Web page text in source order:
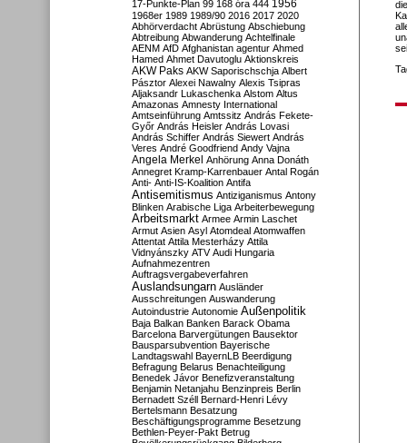
17-Punkte-Plan 99 168 óra 444 1956
1968er 1989 1989/90 2016 2017 2020
Abhörverdacht Abrüstung Abschiebung
Abtreibung Abwanderung Achtelfinale
AENM AfD Afghanistan agentur Ahmed
Hamed Ahmet Davutoglu Aktionskreis
AKW Paks AKW Saporischschja Albert
Pásztor Alexei Nawalny Alexis Tsipras
Aljaksandr Lukaschenka Alstom Altus
Amazonas Amnesty International
Amtseinführung Amtssitz András Fekete-
Győr András Heisler András Lovasi
András Schiffer András Siewert András
Veres André Goodfriend Andy Vajna
Angela Merkel Anhörung Anna Donáth
Annegret Kramp-Karrenbauer Antal Rogán
Anti- Anti-IS-Koalition Antifa
Antisemitismus Antiziganismus Antony
Blinken Arabische Liga Arbeiterbewegung
Arbeitsmarkt Armee Armin Laschet
Armut Asien Asyl Atomdeal Atomwaffen
Attentat Attila Mesterházy Attila
Vidnyánszky ATV Audi Hungaria
Aufnahmezentren
Auftragsvergabeverfahren
Auslandsungarn Ausländer
Ausschreitungen Auswanderung
Autoindustrie Autonomie Außenpolitik
Baja Balkan Banken Barack Obama
Barcelona Barvergütungen Bausektor
Bausparsubvention Bayerische
Landtagswahl BayernLB Beerdigung
Befragung Belarus Benachteiligung
Benedek Jávor Benefizveranstaltung
Benjamin Netanjahu Benzinpreis Berlin
Bernadett Széll Bernard-Henri Lévy
Bertelsmann Besatzung
Beschäftigungsprogramme Besetzung
Bethlen-Peyer-Pakt Betrug